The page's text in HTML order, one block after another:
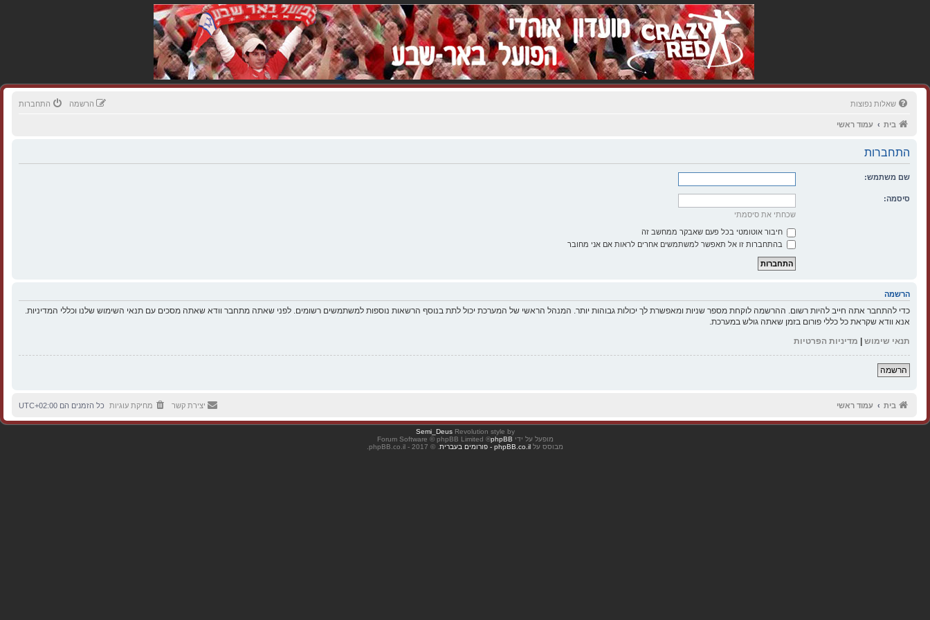
שאלות נפוצות התחברות הרשמה
בית עמוד ראשי
התחברות
שם משתמש:
סיסמה:
שכחתי את סיסמתי
חיבור אוטומטי בכל פעם שאבקר ממחשב זה
בהתחברות זו אל תאפשר למשתמשים אחרים לראות אם אני מחובר
הרשמה
כדי להתחבר אתה חייב להיות רשום. ההרשמה לוקחת מספר שניות ומאפשרת לך יכולות גבוהות יותר. המנהל הראשי של המערכת יכול לתת בנוסף הרשאות נוספות למשתמשים רשומים. לפני שאתה מתחבר וודא שאתה מסכים עם תנאי השימוש שלנו וכללי המדיניות.
אנא וודא שקראת כל כללי פורום בזמן שאתה גולש במערכת.
תנאי שימוש | מדיניות הפרטיות
הרשמה
בית עמוד ראשי כל הזמנים הם UTC+02:00 מחיקת עוגיות יצירת קשר
Revolution style by
Semi_Deus
מופעל על ידי phpBB
® Forum Software © phpBB Limited
מבוסס על phpBB.co.il - פורומים בעברית . © 2017 - phpBB.co.il.